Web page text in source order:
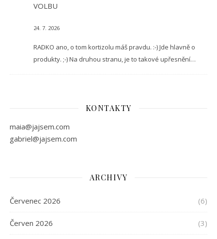
VOLBU
24. 7. 2026
RADKO ano, o tom kortizolu máš pravdu. :-) Jde hlavně o
produkty. ;-) Na druhou stranu, je to takové upřesnění…
KONTAKTY
maia@jajsem.com
gabriel@jajsem.com
ARCHIVY
Červenec 2026 (6)
Červen 2026 (3)